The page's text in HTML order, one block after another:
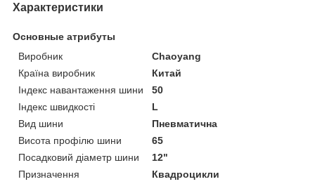
Характеристики
Основные атрибуты
Виробник
Chaoyang
Країна виробник
Китай
Індекс навантаження шини
50
Індекс швидкості
L
Вид шини
Пневматична
Висота профілю шини
65
Посадковий діаметр шини
12"
Призначення
Квадроцикли